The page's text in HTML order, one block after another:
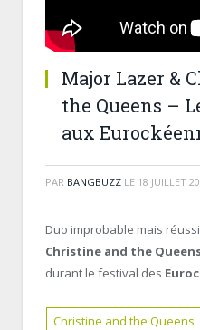
Major Lazer &
the Queens –
aux
PAR BANGBUZZ LE 18 JUILLET
Duo improbable mais
Christine and the
durant le festival des
Christine and the Queens